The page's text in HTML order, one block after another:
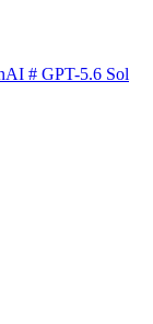
# GPT-5.6 Sol